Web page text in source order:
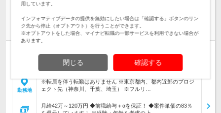
案件選択制【インフラエンジニア】残業少なめ／帰社日・日報
なし
女性のおしごと掲載中
勤務地
※転居を伴う転勤はありません ※東京都内、都内近郊のプロジ
ェクト先（神奈川、千葉、埼玉） ※フルリ…
月給42万～120万円 ◆前職給与＋αを保証！ ◆案件単価の83％
用しています。
インフォマティブデータの提供を無効にしたい場合は「確認する」ボタンのリン
ク先から停止（オプトアウト）を行うことができます。
※オプトアウトをした場合、マイナビ転職の一部サービスを利用できない場合が
あります。
閉じる 確認する